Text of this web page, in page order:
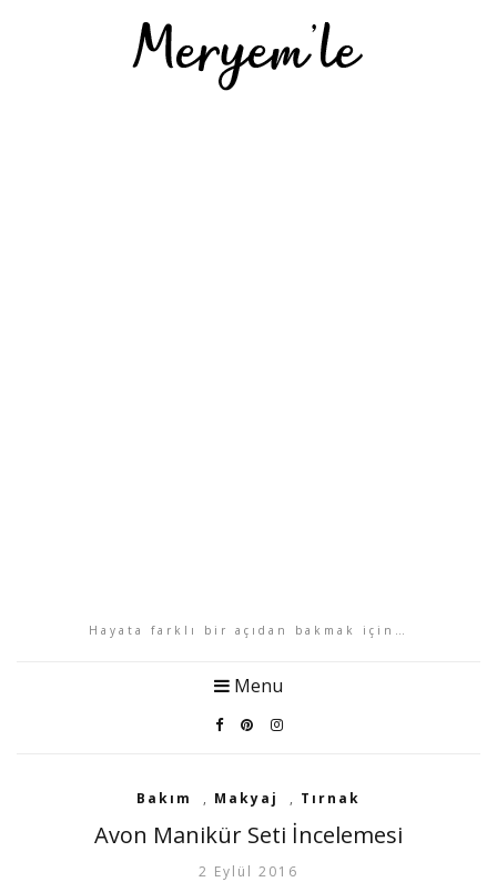
Hayata farklı bir açıdan bakmak için…
Menu
Bakım , Makyaj , Tırnak
Avon Manikür Seti İncelemesi
2 Eylül 2016